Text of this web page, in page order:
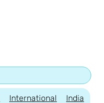
International India